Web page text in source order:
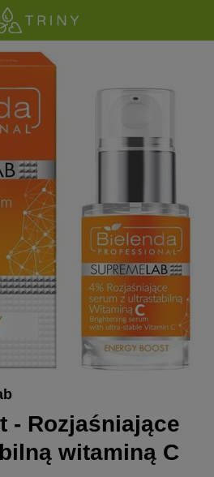
- Rozjaśniające
witaminą C